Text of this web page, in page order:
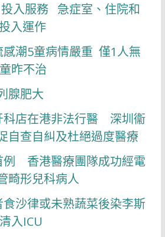
入服務 急症室、住院和
入運作
感潮5童病情嚴重 僅1人無
昨不治
腺肥大
科店在港非法行醫 深圳衞
自查自糾及杜絕過度醫療
例 香港醫療團隊成功經電
畸形兒科病人
食沙律或未熟蔬菜後染李斯
入ICU